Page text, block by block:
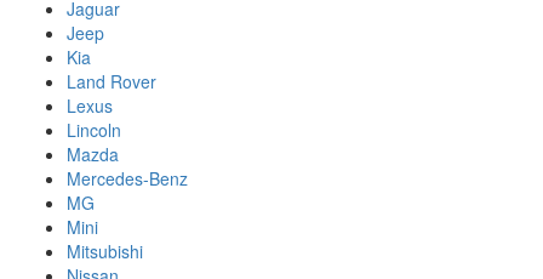
Jaguar
Jeep
Kia
Land Rover
Lexus
Lincoln
Mazda
Mercedes-Benz
MG
Mini
Mitsubishi